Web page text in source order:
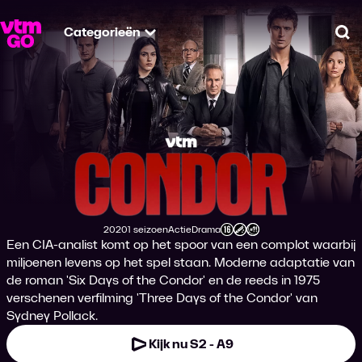
Categorieën
Condor
Productiejaar
20201 seizoen
Genre
Actie
Genre
Drama
Leeftijdsclassificatie
Een CIA-analist komt op het spoor van een complot waarbij
miljoenen levens op het spel staan. Moderne adaptatie van
de roman 'Six Days of the Condor' en de reeds in 1975
verschenen verfilming 'Three Days of the Condor' van
Sydney Pollack.
Kijk nu S2 - A9